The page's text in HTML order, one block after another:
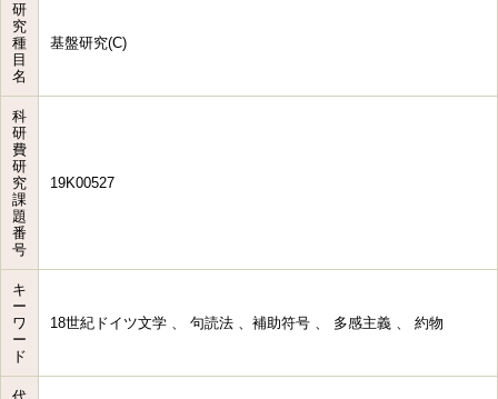
研
究
種
目
名
基盤研究(C)
科
研
費
研
究
課
題
番
号
19K00527
キ
ー
ワ
ー
ド
18世紀ドイツ文学 、 句読法 、補助符号 、 多感主義 、 約物